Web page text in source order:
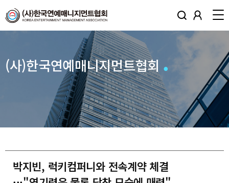
(사)한국연예매니지먼트협회
박지빈, 럭키컴퍼니와 전속계약 체결